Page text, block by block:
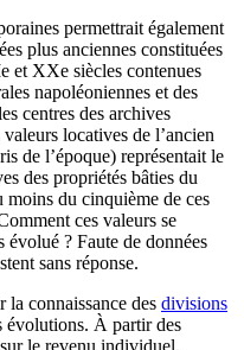
permettrait également
plus anciennes constituées
et XXe siècles contenues
napoléoniennes et des
centres des archives
locatives de l’ancien
de l’époque) représentait le
des propriétés bâties du
moins du cinquième de ces
ces valeurs se
évolué ? Faute de données
sans réponse.
connaissance des divisions
évolutions. À partir des